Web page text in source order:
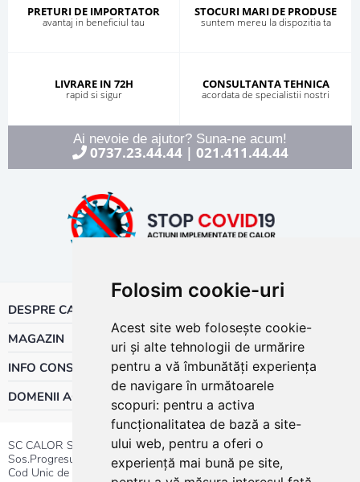
Folosim cookie-uri
Acest site web folosește cookie-
uri și alte tehnologii de urmărire
pentru a vă îmbunătăți experiența
de navigare în următoarele
scopuri: pentru a activa
funcționalitatea de bază a site-
ului web, pentru a oferi o
experiență mai bună pe site,
PRETURI DE IMPORTATOR
avantaj in beneficiul tau
STOCURI MARI DE PRODUSE
suntem mereu la dispozitia ta
LIVRARE IN 72H
rapid si sigur
CONSULTANTA TEHNICA
acordata de specialistii nostri
Ai nevoie de ajutor? Suna-ne acum!
0737.23.44.44| 021.411.44.44
DESPRE CALOR
MAGAZIN
INFO CONSUMATOR
DOMENII ACTIVITATE
SC CALOR SRL
Sos.Progresului nr.30-40, Sector 5, Bucuresti
Cod Unic de Inregistrare: RO 3004724